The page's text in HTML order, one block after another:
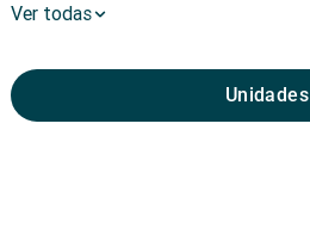
Ver todas
Unidades